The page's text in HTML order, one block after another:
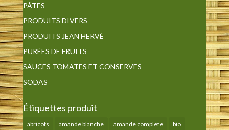
PÂTES
PRODUITS DIVERS
PRODUITS JEAN HERVÉ
PURÉES DE FRUITS
SAUCES TOMATES ET CONSERVES
SODAS
Étiquettes produit
abricots amande blanche amande complete bio